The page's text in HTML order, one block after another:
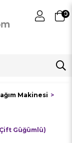
0
Makinesi
Güğümlü)